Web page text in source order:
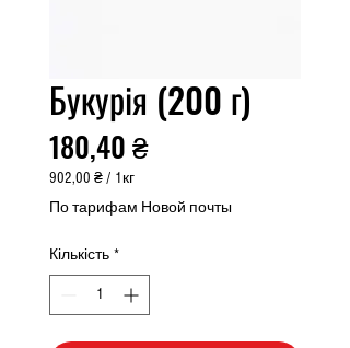
Букурія (200 г)
180,40 ₴Ціна
902,00 ₴/ 1кг
902,00 ₴
Кілограм
По тарифам Новой почты
Кількість *